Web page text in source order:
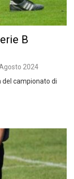
B
2024
del campionato di